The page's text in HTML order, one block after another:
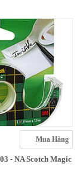
Mua Hàng
- NA Scotch Magic